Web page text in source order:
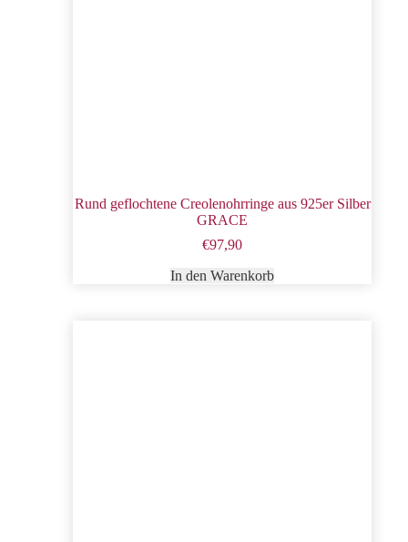
Rund geflochtene Creolenohrringe aus 925er Silber
GRACE
€97,90
In den Warenkorb